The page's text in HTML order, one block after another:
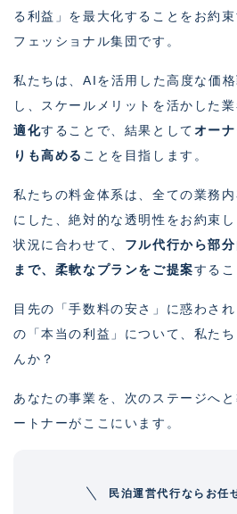
る利益」を最大化することをお約
フェッショナル集団です。
私たちは、AIを活用した高度な価
し、スケールメリットを活かした
適化することで、結果としてオー
りも高める ことを目指します。
私たちの料金体系は、全ての業務
にした、絶対的な透明性をお約束
状況に合わせて、 フル代行から部
まで、柔軟なプランをご提案するこ
目先の「手数料の安さ」に惑わさ
の「本当の利益」について、私た
んか？
あなたの事業を、次のステージへ
ートナーがここにいます。
民泊運営代行ならお任